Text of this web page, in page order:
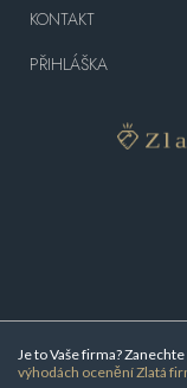
Je to Vaše firma?
výhodách ocenění Zlatá
KONTAKT
PŘIHLÁŠKA